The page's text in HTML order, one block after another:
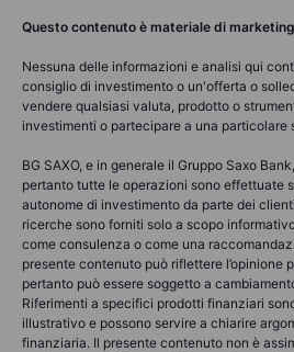
Questo contenuto è materiale di
Nessuna delle informazioni e analisi qui
consiglio di investimento o un'offerta o
vendere qualsiasi valuta, prodotto o
investimenti o partecipare a una particolare
BG SAXO, e in generale il Gruppo Saxo
pertanto tutte le operazioni sono effettuate
autonome di investimento da parte dei
ricerche sono forniti solo a scopo
come consulenza o come una
presente contenuto può riflettere l’opinione
pertanto può essere soggetto a
Riferimenti a specifici prodotti finanziari
illustrativo e possono servire a chiarire
finanziaria. Il presente contenuto non è